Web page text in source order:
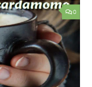
0